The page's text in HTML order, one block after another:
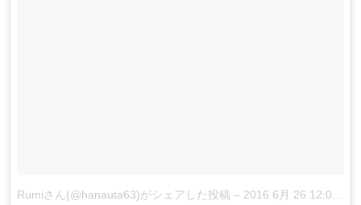
Rumiさん(@hanauta63)がシェアした投稿 – 2016 6月 26 12:00午前 PDT